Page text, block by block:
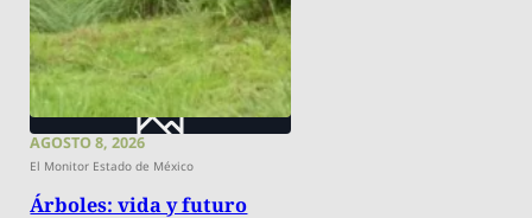
AGOSTO 8, 2026
El Monitor Estado de México
Árboles: vida y futuro